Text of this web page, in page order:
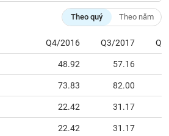
Theo quý Theo năm
Q4/2016 Q3/2017
48.92 57.16
73.83 82.00
22.42 31.17
22.42 31.17